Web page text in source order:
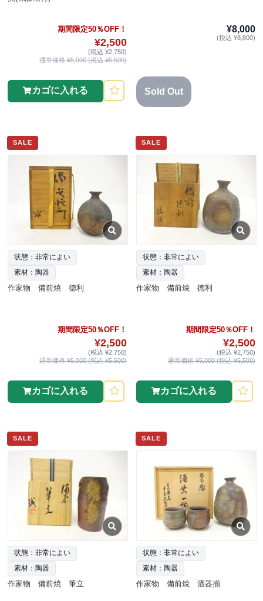
期間限定50％OFF！
¥2,500
(税込 ¥2,750)
通常価格 ¥5,000 (税込 ¥5,500)
カゴに入れる
¥8,000
(税込 ¥8,800)
Sold Out
SALE
状態：非常によい
素材：陶器
作家物 備前焼 徳利
期間限定50％OFF！
¥2,500
(税込 ¥2,750)
通常価格 ¥5,000 (税込 ¥5,500)
カゴに入れる
SALE
状態：非常によい
素材：陶器
作家物 備前焼 徳利
期間限定50％OFF！
¥2,500
(税込 ¥2,750)
通常価格 ¥5,000 (税込 ¥5,500)
カゴに入れる
SALE
状態：非常によい
素材：陶器
作家物 備前焼 筆立
SALE
状態：非常によい
素材：陶器
作家物 備前焼 酒器揃